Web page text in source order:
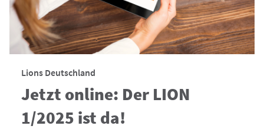
Lions Deutschland
Jetzt online: Der LION
1/2025 ist da!